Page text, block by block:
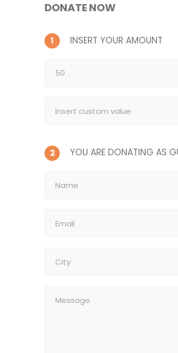
DONATE NOW
1 INSERT YOUR AMOUNT
2 YOU ARE DONATING AS